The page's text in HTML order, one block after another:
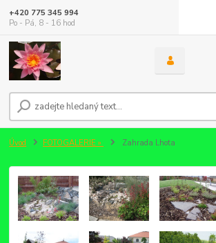
+420 775 345 994
Po - Pá, 8 - 16 hod
Úvod FOTOGALERIE » Zahrada Lhota